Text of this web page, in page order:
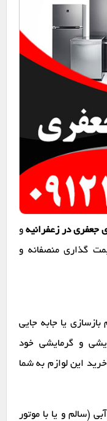
جعفری در زعفرانیهو
گذاری منصفانه و
یا جابه جایی
و گرمایشی خود
این لوازم به شما
(سالم و یا با موتور